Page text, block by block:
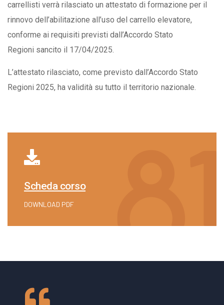
carrellisti verrà rilasciato un attestato di formazione per il
rinnovo dell’abilitazione all’uso del carrello elevatore,
conforme ai requisiti previsti dall’Accordo Stato
Regioni sancito il 17/04/2025.
L’attestato rilasciato, come previsto dall’Accordo Stato
Regioni 2025, ha validità su tutto il territorio nazionale.
Scheda corso
DOWNLOAD PDF